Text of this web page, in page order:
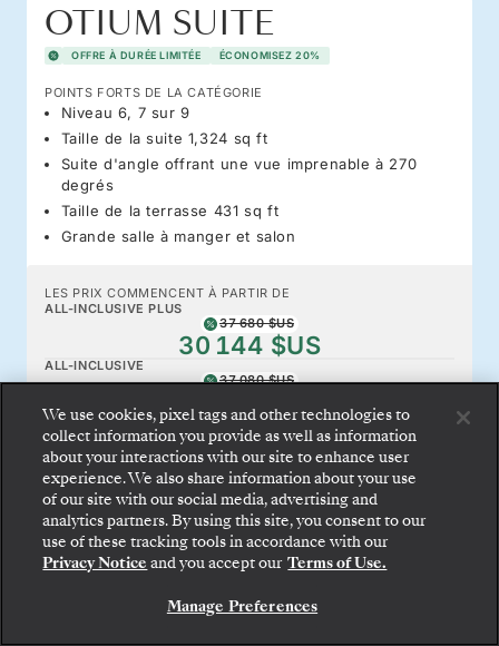
OTIUM SUITE
OFFRE À DURÉE LIMITÉE ÉCONOMISEZ 20%
POINTS FORTS DE LA CATÉGORIE
Niveau 6, 7 sur 9
Taille de la suite 1,324 sq ft
Suite d'angle offrant une vue imprenable à 270
degrés
Taille de la terrasse 431 sq ft
Grande salle à manger et salon
LES PRIX COMMENCENT À PARTIR DE
ALL-INCLUSIVE PLUS
37 680 $US
30 144 $US
ALL-INCLUSIVE
37 080 $US
ÉQUIPEMENTS ET
CARACTÉRISTIQUES
RÉSERVEZ VOTRE SUITE
Montez à bord : choisissez votre suite et consultez
les tarifs et les prestations incluses avant de
confirmer votre voyage avec Silversea en toute
sécurité.
RÉSERVEZ VOTRE SUITE
We use cookies, pixel tags and other technologies to
collect information you provide as well as information
about your interactions with our site to enhance user
experience. We also share information about your use
of our site with our social media, advertising and
analytics partners. By using this site, you consent to our
use of these tracking tools in accordance with our
Privacy Notice and you accept our Terms of Use.
Manage Preferences